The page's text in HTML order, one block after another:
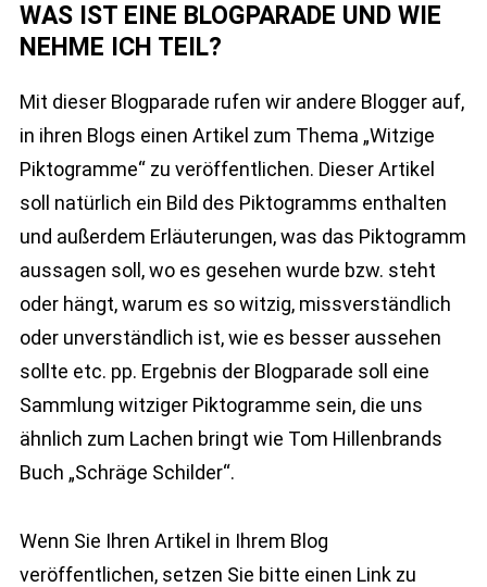
WAS IST EINE BLOGPARADE UND WIE
NEHME ICH TEIL?
Mit dieser Blogparade rufen wir andere Blogger auf,
in ihren Blogs einen Artikel zum Thema „Witzige
Piktogramme“ zu veröffentlichen. Dieser Artikel
soll natürlich ein Bild des Piktogramms enthalten
und außerdem Erläuterungen, was das Piktogramm
aussagen soll, wo es gesehen wurde bzw. steht
oder hängt, warum es so witzig, missverständlich
oder unverständlich ist, wie es besser aussehen
sollte etc. pp. Ergebnis der Blogparade soll eine
Sammlung witziger Piktogramme sein, die uns
ähnlich zum Lachen bringt wie Tom Hillenbrands
Buch „Schräge Schilder“.
Wenn Sie Ihren Artikel in Ihrem Blog
veröffentlichen, setzen Sie bitte einen Link zu